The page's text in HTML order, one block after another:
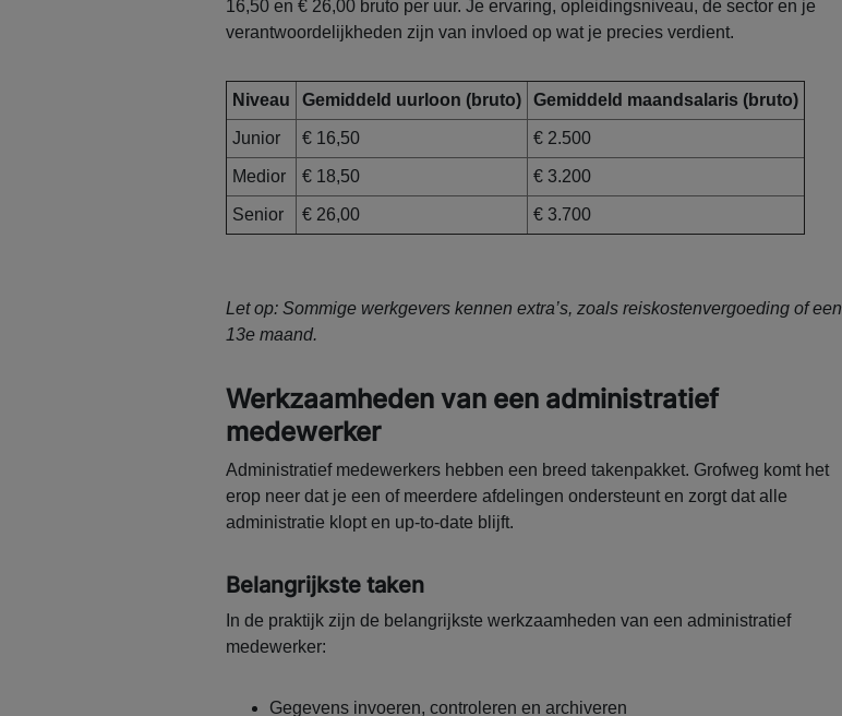
16,50 en € 26,00 bruto per uur. Je ervaring, opleidingsniveau, de sector en je
verantwoordelijkheden zijn van invloed op wat je precies verdient.
Niveau Gemiddeld uurloon (bruto) Gemiddeld maandsalaris (bruto)
Junior € 16,50 € 2.500
Medior € 18,50 € 3.200
Senior € 26,00 € 3.700
Let op: Sommige werkgevers kennen extra’s, zoals reiskostenvergoeding of een
13e maand.
Werkzaamheden van een administratief
medewerker
Administratief medewerkers hebben een breed takenpakket. Grofweg komt het
erop neer dat je een of meerdere afdelingen ondersteunt en zorgt dat alle
administratie klopt en up-to-date blijft.
Belangrijkste taken
In de praktijk zijn de belangrijkste werkzaamheden van een administratief
medewerker:
Gegevens invoeren, controleren en archiveren